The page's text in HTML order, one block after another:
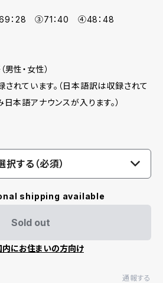
：28 ③71：40 ④48：48
性・女性）
れています。（日本語訳は収録されて
本語アナウンスが入ります。）
択する（必須）
shipping available
Sold out
内にお住まいの方向け
通報する